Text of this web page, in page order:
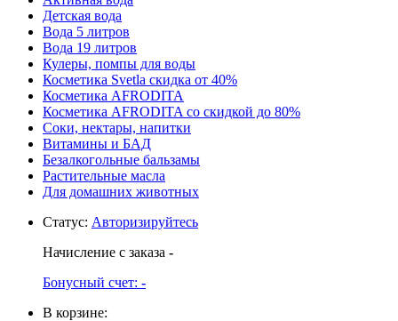
Детская вода
Вода 5 литров
Вода 19 литров
Кулеры, помпы для воды
Косметика Svetla скидка от 40%
Косметика AFRODITA
Косметика AFRODITA со скидкой до 80%
Соки, нектары, напитки
Витамины и БАД
Безалкогольные бальзамы
Растительные масла
Для домашних животных
Статус: Авторизируйтесь
Начисление с заказа -
Бонусный счет: -
В корзине: